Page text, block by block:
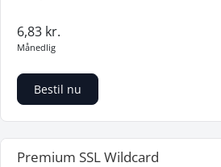
6,83 kr.
Månedlig
Bestil nu
Premium SSL Wildcard